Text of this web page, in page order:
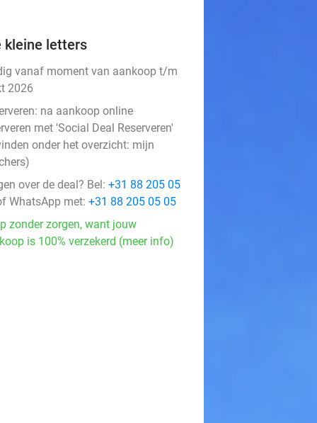
kleine letters
vanaf moment van aankoop t/m
2026
na aankoop online
met 'Social Deal Reserveren'
onder het overzicht: mijn
)
over de deal? Bel: +31 88 205 05
WhatsApp met: +31 88 205 05 05
zonder zorgen, want jouw
is 100% verzekerd (meer info)